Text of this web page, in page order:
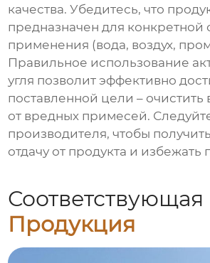
качества. Убедитесь, что
предназначен для конкретной
применения (вода, воздух,
Правильное использование
угля позволит эффективно
поставленной цели – очистить
от вредных примесей.
производителя, чтобы
отдачу от продукта и избежать
Соответствующая
Продукция